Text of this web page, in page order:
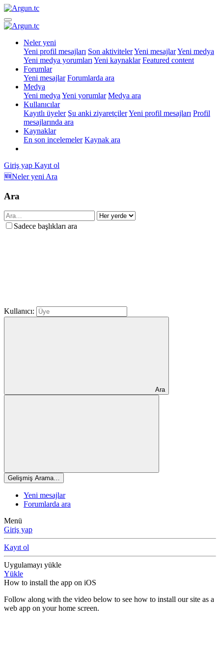
Neler yeni
Yeni profil mesajları Son aktivitelerYeni mesajlarYeni medya
Yeni medya yorumları Yeni kaynaklar Featured content
Forumlar
Yeni mesajlar Forumlarda ara
Medya
Yeni medya Yeni yorumlar Medya ara
Kullanıcılar
Kayıtlı üyeler Şu anki ziyaretçilerYeni profil mesajları Profil
mesajlarında ara
Kaynaklar
En son incelemeler Kaynak ara
Giriş yap Kayıt ol
🆕Neler yeni Ara
Ara
Sadece başlıkları ara
Kullanıcı:
Ara
Gelişmiş Arama…
Yeni mesajlar
Forumlarda ara
Menü
Giriş yap
Kayıt ol
Uygulamayı yükle
Yükle
How to install the app on iOS
Follow along with the video below to see how to install our site as a
web app on your home screen.